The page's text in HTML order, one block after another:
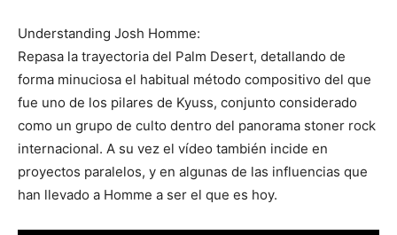
Understanding Josh Homme:
Repasa la trayectoria del Palm Desert, detallando de
forma minuciosa el habitual método compositivo del que
fue uno de los pilares de Kyuss, conjunto considerado
como un grupo de culto dentro del panorama stoner rock
internacional. A su vez el vídeo también incide en
proyectos paralelos, y en algunas de las influencias que
han llevado a Homme a ser el que es hoy.